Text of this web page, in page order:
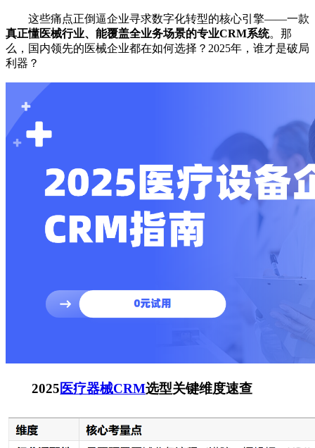
这些痛点正倒逼企业寻求数字化转型的核心引擎——一款
真正懂医械行业、能覆盖全业务场景的专业CRM系统。那
么，国内领先的医械企业都在如何选择？2025年，谁才是破局
利器？
2025医疗器械CRM选型关键维度速查